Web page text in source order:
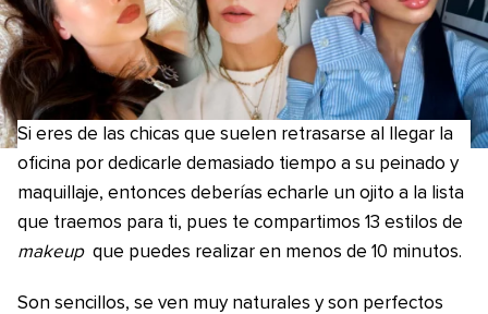
Si eres de las chicas que suelen retrasarse al llegar la
oficina por dedicarle demasiado tiempo a su peinado y
maquillaje, entonces deberías echarle un ojito a la lista
que traemos para ti, pues te compartimos 13 estilos de
makeup que puedes realizar en menos de 10 minutos.
Son sencillos, se ven muy naturales y son perfectos